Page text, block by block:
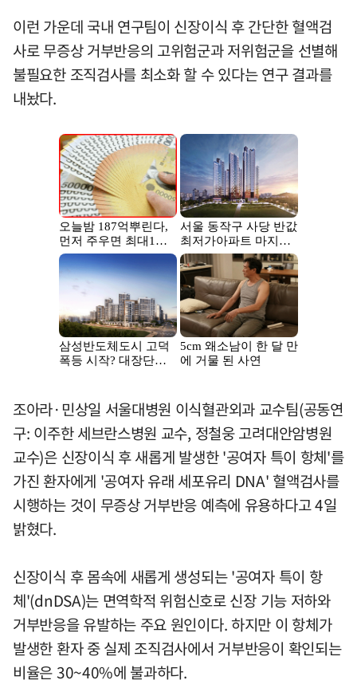
이런 가운데 국내 연구팀이 신장이식 후 간단한 혈액검
사로 무증상 거부반응의 고위험군과 저위험군을 선별해
불필요한 조직검사를 최소화 할 수 있다는 연구 결과를
내놨다.
조아라·민상일 서울대병원 이식혈관외과 교수팀(공동연
구: 이주한 세브란스병원 교수, 정철웅 고려대안암병원
교수)은 신장이식 후 새롭게 발생한 '공여자 특이 항체'를
가진 환자에게 '공여자 유래 세포유리 DNA' 혈액검사를
시행하는 것이 무증상 거부반응 예측에 유용하다고 4일
밝혔다.
신장이식 후 몸속에 새롭게 생성되는 '공여자 특이 항
체'(dnDSA)는 면역학적 위험신호로 신장 기능 저하와
거부반응을 유발하는 주요 원인이다. 하지만 이 항체가
발생한 환자 중 실제 조직검사에서 거부반응이 확인되는
비율은 30~40%에 불과하다.